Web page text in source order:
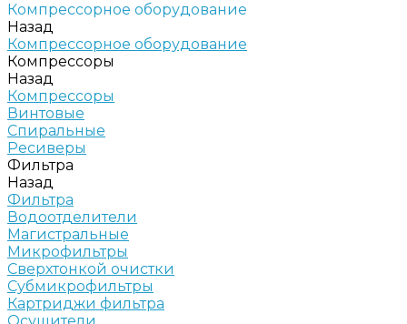
Компрессорное оборудование
Назад
Компрессорное оборудование
Компрессоры
Назад
Компрессоры
Винтовые
Спиральные
Ресиверы
Фильтра
Назад
Фильтра
Водоотделители
Магистральные
Микрофильтры
Сверхтонкой очистки
Субмикрофильтры
Картриджи фильтра